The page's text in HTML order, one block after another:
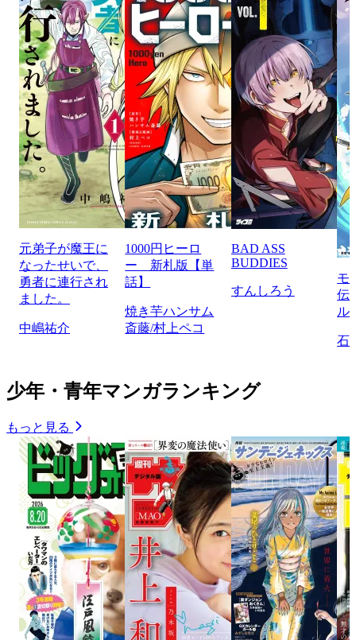
元弟子が魔王に
なったせいで、
勇者に連行され
ました。
中嶋祐介
1000円ヒーロ
ー 新札版【単
話】
焼き芋ハンサム
斎藤/村上ペコ
BAD ASS
BUDDIES
すんしろう
モ
伝
ル
石
少年・青年マンガランキング
もっと見る